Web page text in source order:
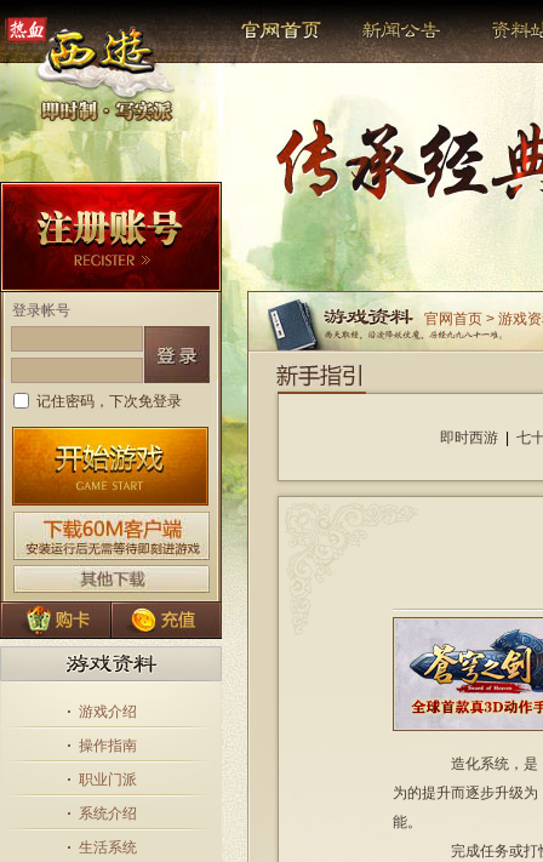
登录帐号
记住密码，下次免登录
游戏介绍
操作指南
职业门派
系统介绍
生活系统
官网首页 > 游戏
即时西游 七
造化系统，是《
为的提升而逐步升级
能。
完成任务或打怪